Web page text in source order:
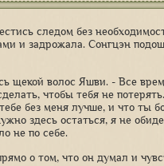
следом без
и задрожала. Сонгцэн
щекой волос Яшви. - Все
чтобы тебя не
без меня лучше, и что ты
здесь остаться, я не
не по себе.
о том, что он думал и